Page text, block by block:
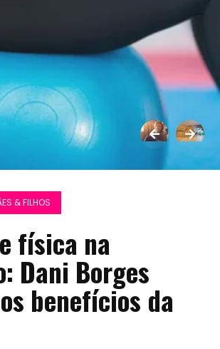
& FILHOS
física na
Dani Borges
benefícios da